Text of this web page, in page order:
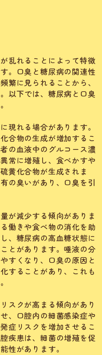
乱れることによって特徴
。口臭と糖尿病の関連性
繁に見られることから、
以下では、糖尿病と口臭
現れる場合があります。
合物の生成が増加するこ
の血液中のグルコース濃
常に増殖し、食べかすや
黄化合物が生成されま
の臭いがあり、口臭を引
が減少する傾向がありま
働きや食べ物の消化を助
、糖尿病の高血糖状態に
とがあります。唾液の分
すくなり、口臭の原因と
することがあり、これも
スクが高まる傾向があり
、口腔内の細菌感染症や
症リスクを増加させるこ
疾患は、細菌の増殖を促
性があります。